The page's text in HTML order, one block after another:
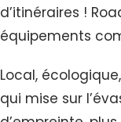
d’itinéraires !
équipements
Local,
qui mise sur